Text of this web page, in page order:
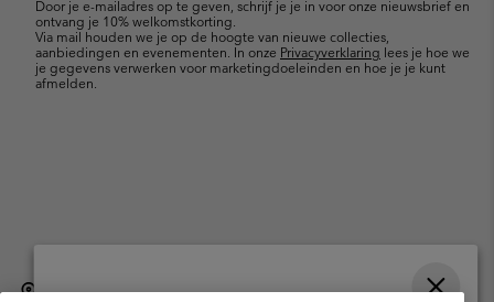
Door je e-mailadres op te geven, schrijf je je in voor onze nieuwsbrief en
ontvang je 10% welkomstkorting.
Via mail houden we je op de hoogte van nieuwe collecties,
aanbiedingen en evenementen. In onze Privacyverklaring lees je hoe we
je gegevens verwerken voor marketingdoeleinden en hoe je je kunt
afmelden.
België (Nederlands) | English ›| français ›